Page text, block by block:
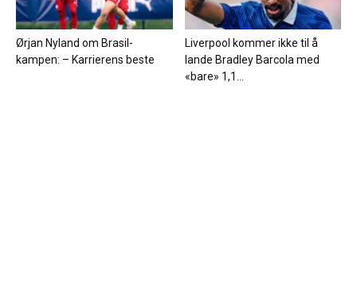
Ørjan Nyland om Brasil-
kampen: – Karrierens beste
Liverpool kommer ikke til å
lande Bradley Barcola med
«bare» 1,1...